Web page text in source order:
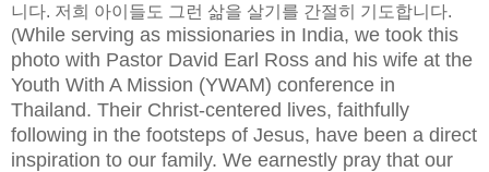
니다. 저희 아이들도 그런 삶을 살기를 간절히 기도합니다.
(While serving as missionaries in India, we took this
photo with Pastor David Earl Ross and his wife at the
Youth With A Mission (YWAM) conference in
Thailand. Their Christ-centered lives, faithfully
following in the footsteps of Jesus, have been a direct
inspiration to our family. We earnestly pray that our